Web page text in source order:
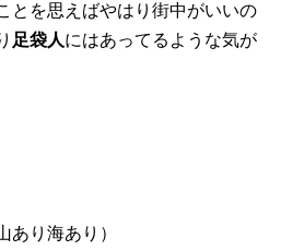
とを思えばやはり街中がいいの
足袋人にはあってるような気が
あり海あり）